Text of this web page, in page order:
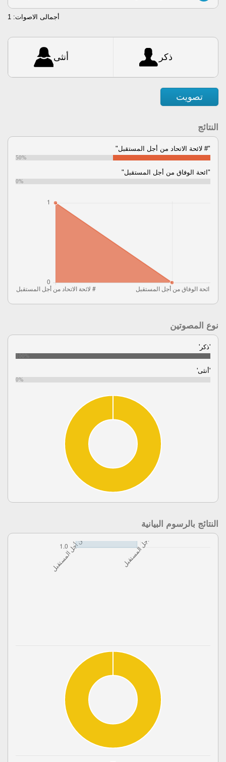
أجمالى الاصوات: 1
ذكر أنثى
تصويت
النتائج
"# لائحة الاتحاد من أجل المستقبل"
50%
"ائحة الوفاق من أجل المستقبل"
0%
نوع المصوتين
'ذكر'
100%
'أنثى'
0%
النتائج بالرسوم البيانية